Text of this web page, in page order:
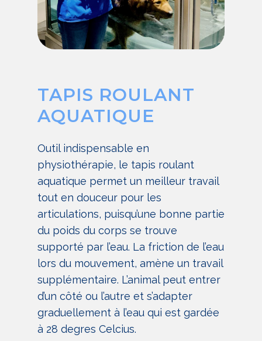
TAPIS ROULANT
AQUATIQUE
Outil indispensable en
physiothérapie, le tapis roulant
aquatique permet un meilleur travail
tout en douceur pour les
articulations, puisqu’une bonne partie
du poids du corps se trouve
supporté par l’eau. La friction de l’eau
lors du mouvement, amène un travail
supplémentaire. L’animal peut entrer
d’un côté ou l’autre et s’adapter
graduellement à l’eau qui est gardée
à 28 degres Celcius.